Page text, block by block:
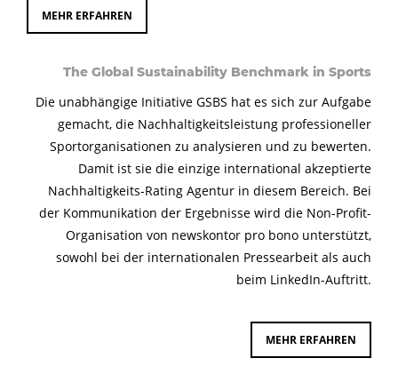
MEHR ERFAHREN
The Global Sustainability Benchmark in Sports
Die unabhängige Initiative GSBS hat es sich zur Aufgabe
gemacht, die Nachhaltigkeitsleistung professioneller
Sportorganisationen zu analysieren und zu bewerten.
Damit ist sie die einzige international akzeptierte
Nachhaltigkeits-Rating Agentur in diesem Bereich. Bei
der Kommunikation der Ergebnisse wird die Non-Profit-
Organisation von newskontor pro bono unterstützt,
sowohl bei der internationalen Pressearbeit als auch
beim LinkedIn-Auftritt.
MEHR ERFAHREN